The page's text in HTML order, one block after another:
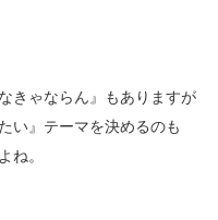
きゃならん』もありますが
い』テーマを決めるのも
ね。